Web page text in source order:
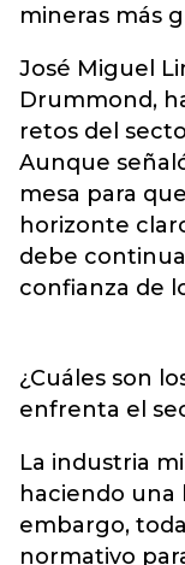
mineras más
José Miguel
Drummond,
retos del
Aunque
mesa para
horizonte
debe
confianza de
¿Cuáles son
enfrenta el
La industria
haciendo una
embargo,
normativo